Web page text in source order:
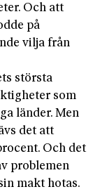
Och att
på
vilja från
största
som
länder. Men
det att
Och det
problemen
makt hotas.